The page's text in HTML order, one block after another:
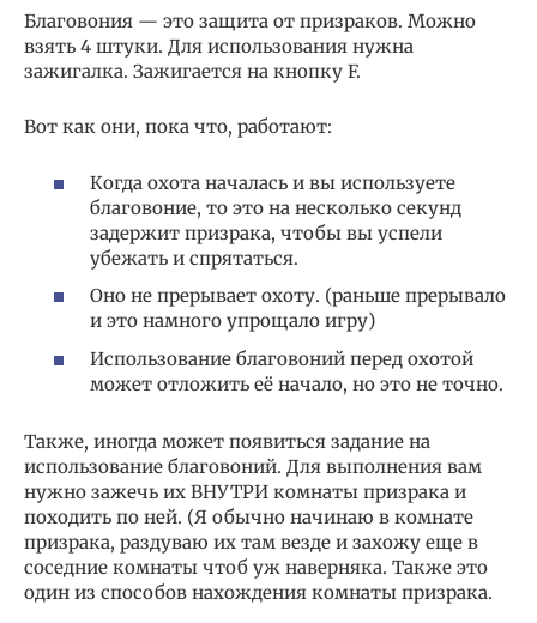
Благовония — это защита от призраков. Можно
взять 4 штуки. Для использования нужна
зажигалка. Зажигается на кнопку F.
Вот как они, пока что, работают:
Когда охота началась и вы используете
благовоние, то это на несколько секунд
задержит призрака, чтобы вы успели
убежать и спрятаться.
Оно не прерывает охоту. (раньше прерывало
и это намного упрощало игру)
Использование благовоний перед охотой
может отложить её начало, но это не точно.
Также, иногда может появиться задание на
использование благовоний. Для выполнения вам
нужно зажечь их ВНУТРИ комнаты призрака и
походить по ней. (Я обычно начинаю в комнате
призрака, раздуваю их там везде и захожу еще в
соседние комнаты чтоб уж наверняка. Также это
один из способов нахождения комнаты призрака.